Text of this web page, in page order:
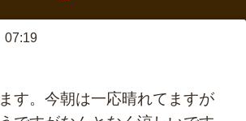
07:19
す。今朝は一応晴れてますが